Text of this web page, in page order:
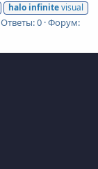
halo infinitevisual
Ответы: 0 Форум: